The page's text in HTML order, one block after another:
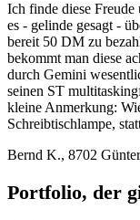
Ich finde diese Freude
es - gelinde gesagt -
bereit 50 DM zu
bekommt man diese
durch Gemini
seinen ST
kleine Anmerkung:
Schreibtischlampe,
Bernd K., 8702
Portfolio, der